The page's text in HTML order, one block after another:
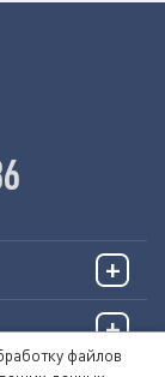
файлов